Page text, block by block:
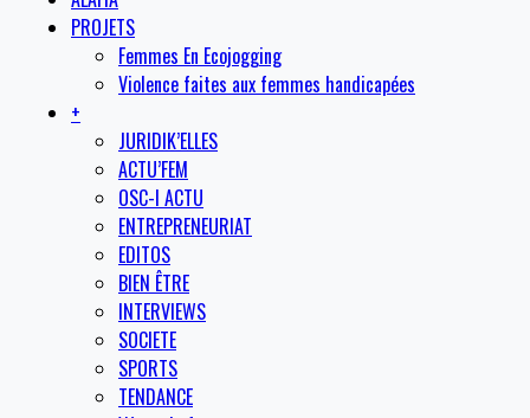
PROJETS
Femmes En Ecojogging
Violence faites aux femmes handicapées
+
JURIDIK’ELLES
ACTU’FEM
OSC-I ACTU
ENTREPRENEURIAT
EDITOS
BIEN ÊTRE
INTERVIEWS
SOCIETE
SPORTS
TENDANCE